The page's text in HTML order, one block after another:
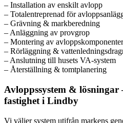
– Installation av enskilt avlopp
– Totalentreprenad för
– Grävning & markberedning
– Anläggning av provgrop
– Montering av avloppskomponenter
– Rörläggning &
– Anslutning till husets VA-system
– Återställning & tomtplanering
Avloppssystem &
fastighet i Lindby
Vi väljer system utifrån markens